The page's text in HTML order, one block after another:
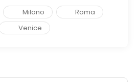
Milano
Roma
Venice